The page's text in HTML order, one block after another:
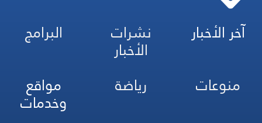
آخر الأخبار نشرات
الأخبار
البرامج
منوعات
رياضة مواقع
وخدمات